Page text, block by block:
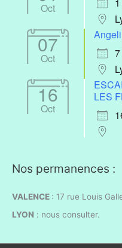
Oct
07
Oct
16
Oct
LES
Nos permanences :
VALENCE : 17 rue Louis
LYON : nous consulter.